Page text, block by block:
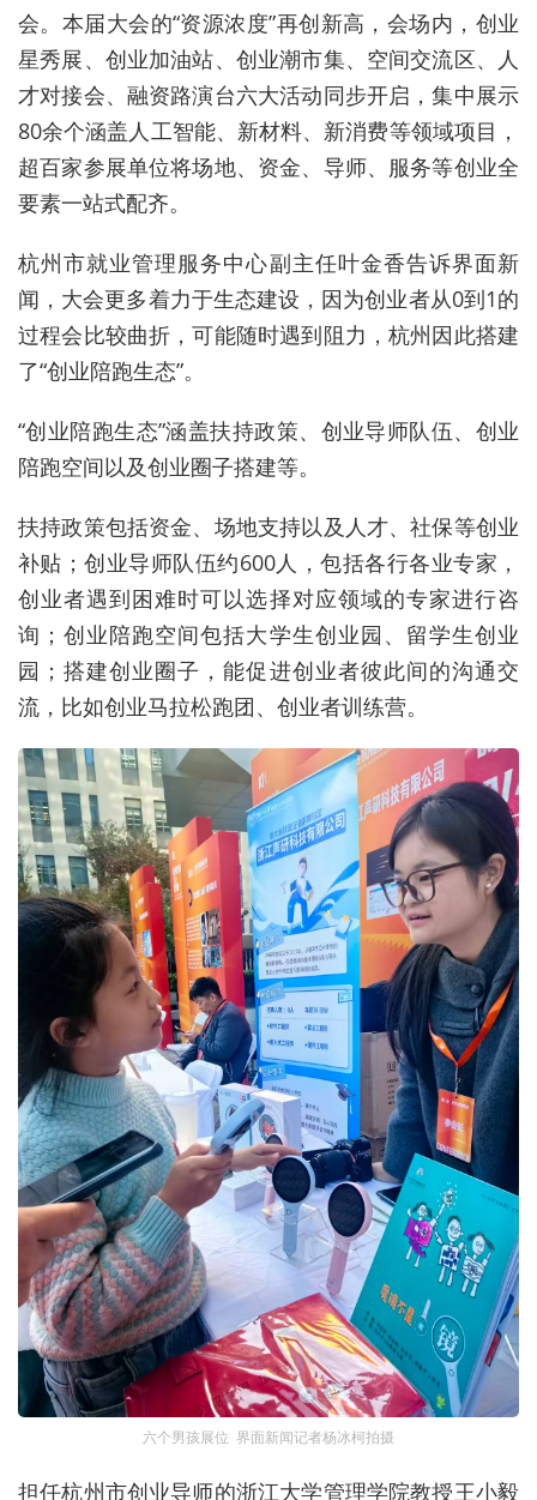
会。本届大会的“资源浓度”再创新高，会场内，创业
星秀展、创业加油站、创业潮市集、空间交流区、人
才对接会、融资路演台六大活动同步开启，集中展示
80余个涵盖人工智能、新材料、新消费等领域项目，
超百家参展单位将场地、资金、导师、服务等创业全
要素一站式配齐。
杭州市就业管理服务中心副主任叶金香告诉界面新
闻，大会更多着力于生态建设，因为创业者从0到1的
过程会比较曲折，可能随时遇到阻力，杭州因此搭建
了“创业陪跑生态”。
“创业陪跑生态”涵盖扶持政策、创业导师队伍、创业
陪跑空间以及创业圈子搭建等。
扶持政策包括资金、场地支持以及人才、社保等创业
补贴；创业导师队伍约600人，包括各行各业专家，
创业者遇到困难时可以选择对应领域的专家进行咨
询；创业陪跑空间包括大学生创业园、留学生创业
园；搭建创业圈子，能促进创业者彼此间的沟通交
流，比如创业马拉松跑团、创业者训练营。
六个男孩展位 界面新闻记者杨冰柯拍摄
担任杭州市创业导师的浙江大学管理学院教授王小毅